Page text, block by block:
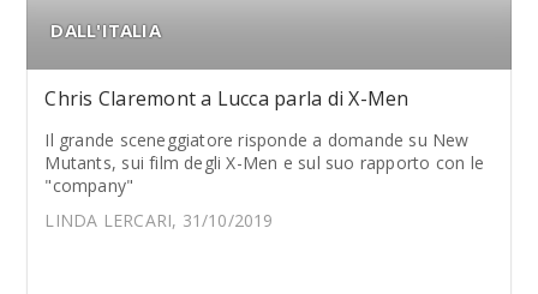
DALL'ITALIA
Chris Claremont a Lucca parla di X-Men
Il grande sceneggiatore risponde a domande su New
Mutants, sui film degli X-Men e sul suo rapporto con le
"company"
LINDA LERCARI, 31/10/2019